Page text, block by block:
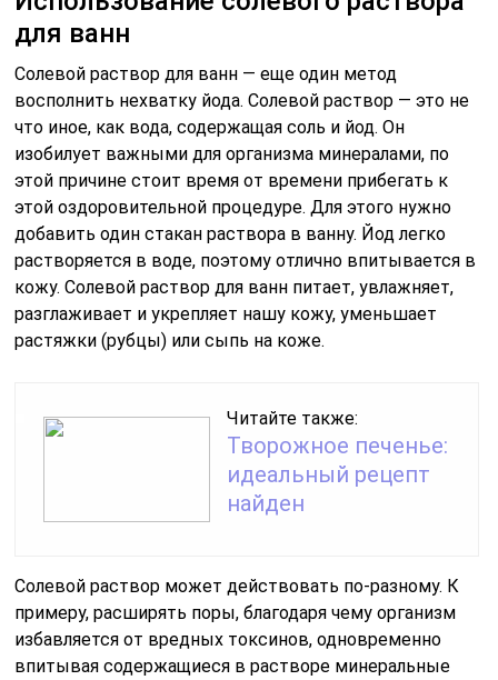
для ванн
Солевой раствор для ванн — еще один метод
восполнить нехватку йода. Солевой раствор — это не
что иное, как вода, содержащая соль и йод. Он
изобилует важными для организма минералами, по
этой причине стоит время от времени прибегать к
этой оздоровительной процедуре. Для этого нужно
добавить один стакан раствора в ванну. Йод легко
растворяется в воде, поэтому отлично впитывается в
кожу. Солевой раствор для ванн питает, увлажняет,
разглаживает и укрепляет нашу кожу, уменьшает
растяжки (рубцы) или сыпь на коже.
Читайте также:
Творожное печенье:
идеальный рецепт
найден
Солевой раствор может действовать по-разному. К
примеру, расширять поры, благодаря чему организм
избавляется от вредных токсинов, одновременно
впитывая содержащиеся в растворе минеральные